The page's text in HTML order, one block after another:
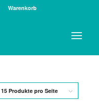
Warenkorb
15 Produkte pro Seite